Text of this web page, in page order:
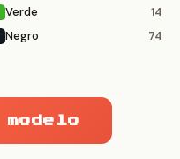
Verde 14
Negro 74